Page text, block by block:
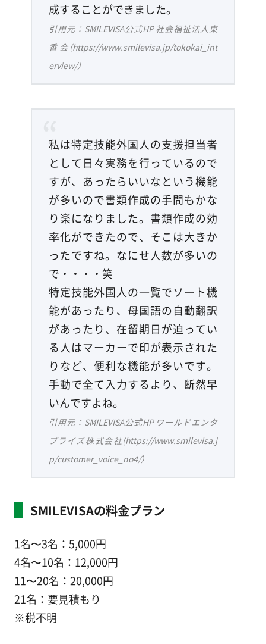
成することができました。
引用元：SMILEVISA公式HP 社会福祉法人東
香会(https://www.smilevisa.jp/tokokai_int
erview/）
私は特定技能外国人の支援担当者
として日々実務を行っているので
すが、あったらいいなという機能
が多いので書類作成の手間もかな
り楽になりました。書類作成の効
率化ができたので、そこは大きか
ったですね。なにせ人数が多いの
で・・・・笑
特定技能外国人の一覧でソート機
能があったり、母国語の自動翻訳
があったり、在留期日が迫ってい
る人はマーカーで印が表示された
りなど、便利な機能が多いです。
手動で全て入力するより、断然早
いんですよね。
引用元：SMILEVISA公式HP ワールドエンタ
プライズ株式会社(https://www.smilevisa.j
p/customer_voice_no4/）
SMILEVISAの料金プラン
1名〜3名：5,000円
4名〜10名：12,000円
11〜20名：20,000円
21名：要見積もり
※税不明